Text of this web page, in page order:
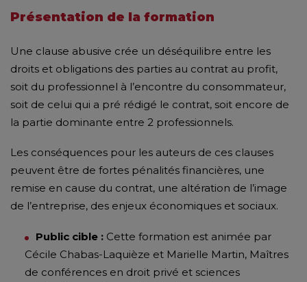
Présentation de la formation
Une clause abusive crée un déséquilibre entre les
droits et obligations des parties au contrat au profit,
soit du professionnel à l’encontre du consommateur,
soit de celui qui a pré rédigé le contrat, soit encore de
la partie dominante entre 2 professionnels.
Les conséquences pour les auteurs de ces clauses
peuvent être de fortes pénalités financières, une
remise en cause du contrat, une altération de l’image
de l’entreprise, des enjeux économiques et sociaux.
Public cible : Cette formation est animée par
Cécile Chabas-Laquièze et Marielle Martin, Maîtres
de conférences en droit privé et sciences